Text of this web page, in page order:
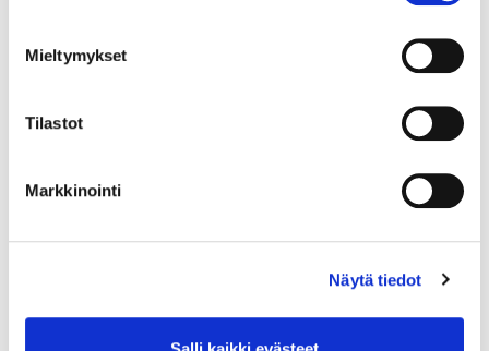
Mieltymykset
Tilastot
Markkinointi
Näytä tiedot
2023. Kaupan sekä majoitus- ja
ravitsemisalan liiketoiminnan trendejä
keskustavyöhykkeellä ja Helsingin seudulla